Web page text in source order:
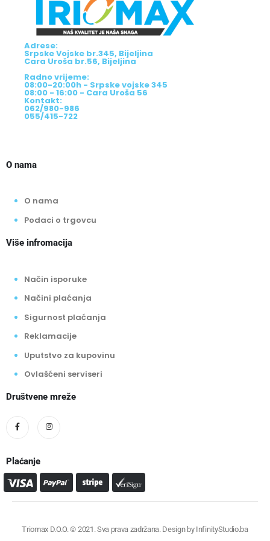
Adrese:
Srpske Vojske br.345, Bijeljina
Cara Uroša br.56, Bijeljina
Radno vrijeme:
08:00-20:00h - Srpske vojske 345
08:00 - 16:00 - Cara Uroša 56
Kontakt:
062/980-986
055/415-722
O nama
O nama
Podaci o trgovcu
Više infromacija
Način isporuke
Načini plaćanja
Sigurnost plaćanja
Reklamacije
Uputstvo za kupovinu
Ovlašćeni serviseri
Društvene mreže
Plaćanje
Triomax D.O.O. © 2021. Sva prava zadržana. Design by InfinityStudio.ba